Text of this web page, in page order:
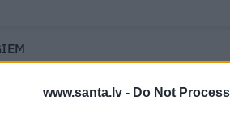
www.santa.lv - Do Not
DRAUGIEM.LV WHATSAPP